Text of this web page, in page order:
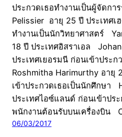
ประกวดเธอทำงานเป็นผู้จัดกา
Pelissier อายุ 25 ปี ประเทศเ
ทำงานเป็นนักวิทยาศาสตร์
18 ปี ประเทศอิสราเอล
ประเทศเยอรมนี ก่อนเข้าประก
Roshmitha Harimurthy อายุ
เข้าประกวดเธอเป็นนักศึกษา
ประเทศไอซ์แลนด์ ก่อนเข้าปร
พนักงานต้อนรับบนเครื่องบิน
06/03/2017